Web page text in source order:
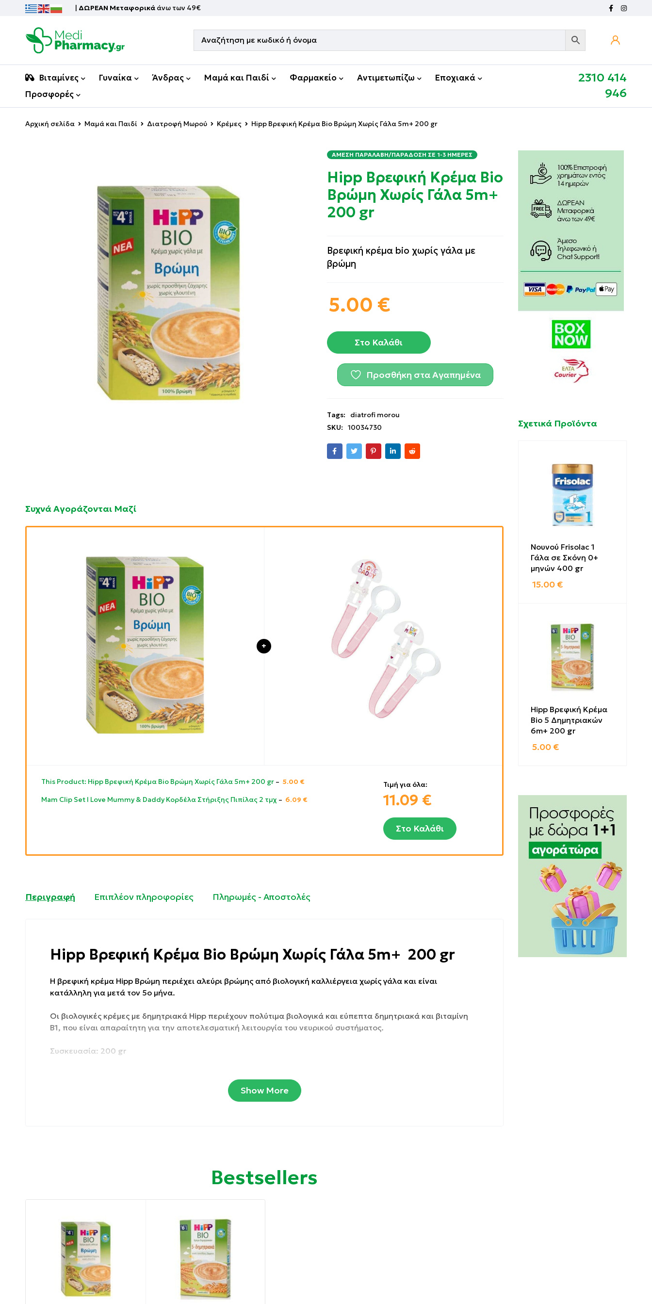
| ΔΩΡΕΑΝ Μεταφορικά άνω των 49€
Βιταμίνες Γυναίκα Άνδρας Μαμά και Παιδί Φαρμακείο Αντιμετωπίζω
Εποχιακά
Προσφορές
2310 414
946
Αρχική σελίδα Μαμά και Παιδί Διατροφή Μωρού Κρέμες Hipp Βρεφική Κρέμα Bio Βρώμη Χωρίς Γάλα 5m+ 200 gr
ΆΜΕΣΗ ΠΑΡΑΛΑΒΉ/ΠΑΡΆΔΟΣΗ ΣΕ 1-3 ΗΜΈΡΕΣ
Hipp Βρεφική Κρέμα Bio
Βρώμη Χωρίς Γάλα 5m+
200 gr
Βρεφική κρέμα bio χωρίς γάλα με
βρώμη
5.00 €
Στο Καλάθι
Προσθήκη στα Αγαπημένα
Tags:
diatrofi morou
SKU:
10034730
Συχνά Αγοράζονται Μαζί
Τιμή για όλα:
11.09 €
Στο Καλάθι
This Product: Hipp Βρεφική Κρέμα Bio Βρώμη Χωρίς Γάλα 5m+ 200 gr – 5.00 €
Mam Clip Set I Love Mummy & Daddy Κορδέλα Στήριξης Πιπίλας 2 τμχ – 6.09 €
Περιγραφή Επιπλέον πληροφορίες Πληρωμές - Αποστολές
Hipp Βρεφική Κρέμα Bio Βρώμη Χωρίς Γάλα 5m+ 200 gr
Η βρεφική κρέμα Hipp Βρώμη περιέχει αλεύρι βρώμης από βιολογική καλλιέργεια χωρίς γάλα και είναι
κατάλληλη για μετά τον 5ο μήνα.
Οι βιολογικές κρέμες με δημητριακά Hipp περιέχουν πολύτιμα βιολογικά και εύπεπτα δημητριακά και βιταμίνη
B1, που είναι απαραίτητη για την αποτελεσματική λειτουργία του νευρικού συστήματος.
Συσκευασία: 200 gr
Διαφορετικές δυνατότητες παρασκευής και χρήσης, με νερό, με γάλα, ή φρούτα
Οδηγίες Χρήσης:
Διαβάστε τις οδηγίες που αναγράφονται στο κουτί.
Συστατικά:
Αλεύρι βρώμης ολικής άλεσης, βιταμίνη Β1
Show More
Bestsellers
Σχετικά Προϊόντα
Nουνού Frisolac 1
Γάλα σε Σκόνη 0+
μηνών 400 gr
15.00 €
Hipp Βρεφική Κρέμα
Bio 5 Δημητριακών
6m+ 200 gr
5.00 €